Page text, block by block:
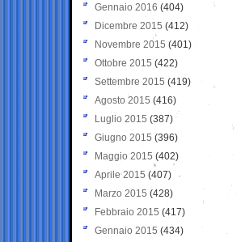
Gennaio 2016 (404)
Dicembre 2015 (412)
Novembre 2015 (401)
Ottobre 2015 (422)
Settembre 2015 (419)
Agosto 2015 (416)
Luglio 2015 (387)
Giugno 2015 (396)
Maggio 2015 (402)
Aprile 2015 (407)
Marzo 2015 (428)
Febbraio 2015 (417)
Gennaio 2015 (434)